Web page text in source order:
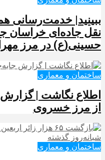
ببینید| خدمت‌رسانی
نقل جاده‌ای خراسان
حسینی(ع) در مرز
ساختمان و معماری
️اطلاع نگاشت | گزارش
از مرز خسروی
ساختمان و معماری